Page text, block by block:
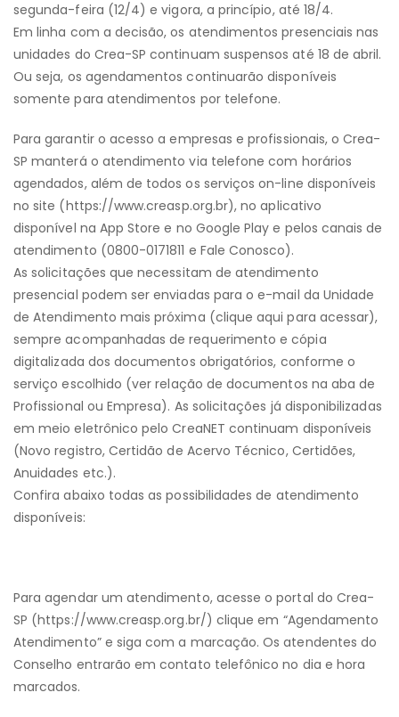
segunda-feira (12/4) e vigora, a princípio, até 18/4.
Em linha com a decisão, os atendimentos presenciais nas
unidades do Crea-SP continuam suspensos até 18 de abril.
Ou seja, os agendamentos continuarão disponíveis
somente para atendimentos por telefone.
Para garantir o acesso a empresas e profissionais, o Crea-
SP manterá o atendimento via telefone com horários
agendados, além de todos os serviços on-line disponíveis
no site (https://www.creasp.org.br), no aplicativo
disponível na App Store e no Google Play e pelos canais de
atendimento (0800-0171811 e Fale Conosco).
As solicitações que necessitam de atendimento
presencial podem ser enviadas para o e-mail da Unidade
de Atendimento mais próxima (clique aqui para acessar),
sempre acompanhadas de requerimento e cópia
digitalizada dos documentos obrigatórios, conforme o
serviço escolhido (ver relação de documentos na aba de
Profissional ou Empresa). As solicitações já disponibilizadas
em meio eletrônico pelo CreaNET continuam disponíveis
(Novo registro, Certidão de Acervo Técnico, Certidões,
Anuidades etc.).
Confira abaixo todas as possibilidades de atendimento
disponíveis:
Para agendar um atendimento, acesse o portal do Crea-
SP (https://www.creasp.org.br/) clique em “Agendamento
Atendimento” e siga com a marcação. Os atendentes do
Conselho entrarão em contato telefônico no dia e hora
marcados.